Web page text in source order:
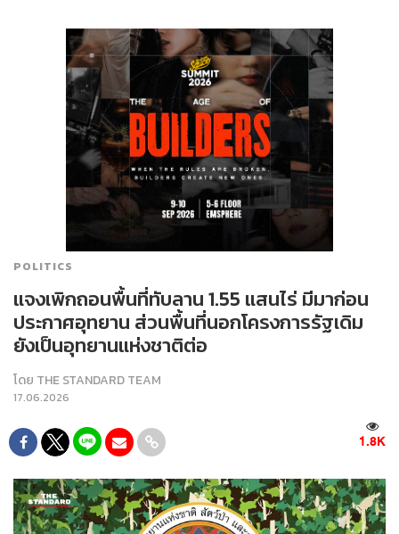
POLITICS
แจงเพิกถอนพื้นที่ทับลาน 1.55 แสนไร่ มีมาก่อน
ประกาศอุทยาน ส่วนพื้นที่นอกโครงการรัฐเดิม
ยังเป็นอุทยานแห่งชาติต่อ
โดย THE STANDARD TEAM
17.06.2026
1.8K